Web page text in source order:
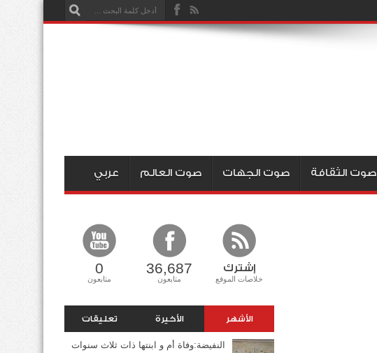
صوت الثقافة صوت الجهات صوت العالم عربي
إشترك
خلاصات الموقع
36,687
متابعون
0
متابعون
الأشهر الأخيرة تعليقات
النفيضة:وفاة أم و ابنتها ذات ثلاث سنوات